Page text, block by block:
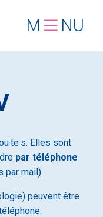
M NU
Elles sont
par téléphone
par mail).
peuvent être